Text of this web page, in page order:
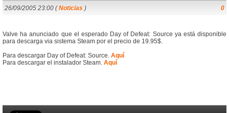
26/09/2005 23:00 (Noticias ) 0
Valve ha anunciado que el esperado Day of Defeat: Source ya está disponible
para descarga via sistema Steam por el precio de 19.95$.
Para descargar Day of Defeat: Source. Aquí
Para descargar el instalador Steam. Aquí